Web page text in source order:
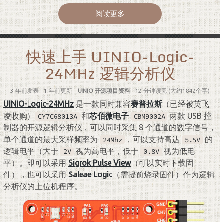
阅读更多
3 年前发表 1 年前更新 UINIO 开源项目资料 12 分钟读完 (大约1842个字)
快速上手 UINIO-Logic-
24MHz 逻辑分析仪
UINIO-Logic-24MHz是一款同时兼容赛普拉斯（已经被英飞
凌收购） CY7C68013A 和芯佰微电子 CBM9002A 两款 USB 控
制器的开源逻辑分析仪，可以同时采集 8 个通道的数字信号，
单个通道的最大采样频率为 24Mhz ，可以支持高达 5.5V 的
逻辑电平（大于 2V 视为高电平，低于 0.8V 视为低电
平）。即可以采用Sigrok Pulse View（可以实时下载固
件），也可以采用Saleae Logic（需提前烧录固件）作为逻辑
分析仪的上位机程序。